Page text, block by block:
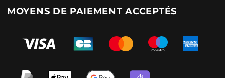
MOYENS DE PAIEMENT ACCEPTÉS